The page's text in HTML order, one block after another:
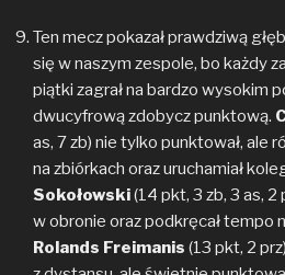
Ten mecz pokazał prawdziwą
się w naszym zespole, bo każdy
piątki zagrał na bardzo wysokim
dwucyfrową zdobycz punktową.
as, 7 zb) nie tylko punktował, ale
na zbiórkach oraz uruchamiał
Sokołowski(14 pkt, 3 zb, 3 as, 2
w obronie oraz podkręcał tempo
Rolands Freimanis (13 pkt, 2